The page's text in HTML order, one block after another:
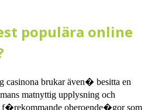
populära online
casinona brukar även� besitta en
matnyttig upplysning och
oberoende�gor som